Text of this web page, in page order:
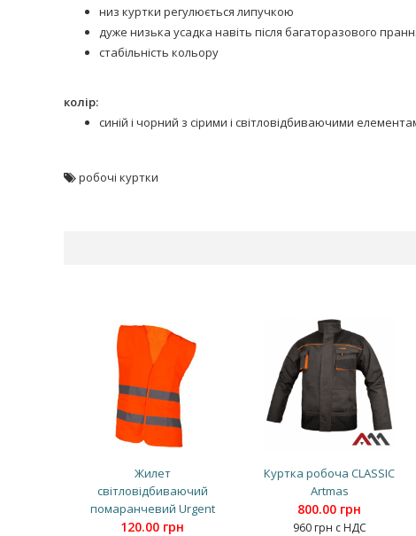
низ куртки регулюється липучкою
дуже низька усадка навіть після багаторазового
стабільність кольору
колір:
синій і чорний з сірими і світловідбиваючими
робочі куртки
Жилет
світловідбиваючий
помаранчевий Urgent
120.00 грн
Куртка робоча CLASSIC
Artmas
800.00 грн
960 грн с НДС